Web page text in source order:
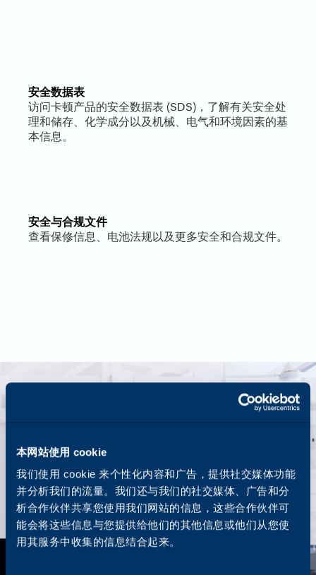
本网站使用 cookie
我们使用 cookie 来个性化内容和广告，提供社交媒体功能
并分析我们的流量。我们还与我们的社交媒体、广告和分
析合作伙伴共享您使用我们网站的信息，这些合作伙伴可
能会将这些信息与您提供给他们的其他信息或他们从您使
用其服务中收集的信息结合起来。
安全数据表
访问卡顿产品的安全数据表 (SDS)，了解有关安全处
理和储存、化学成分以及机械、电气和环境因素的基
本信息。
安全与合规文件
查看保修信息、电池法规以及更多安全和合规文件。